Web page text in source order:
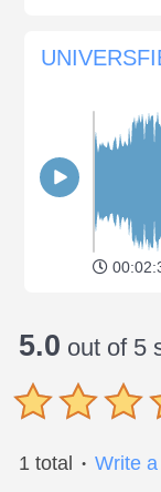
5.0 out of 5
1 total ● Write